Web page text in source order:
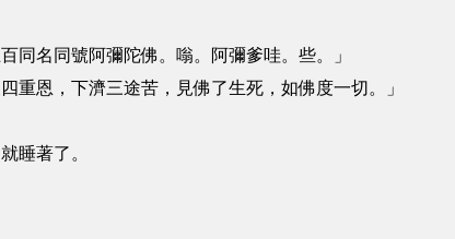
同名同號阿彌陀佛。嗡。阿彌爹哇。些。」
重恩，下濟三途苦，見佛了生死，如佛度一切。」
睡著了。